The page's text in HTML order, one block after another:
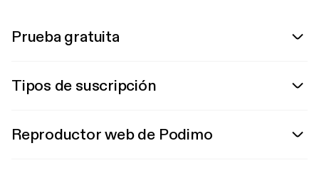
Prueba gratuita
Tipos de suscripción
Reproductor web de Podimo